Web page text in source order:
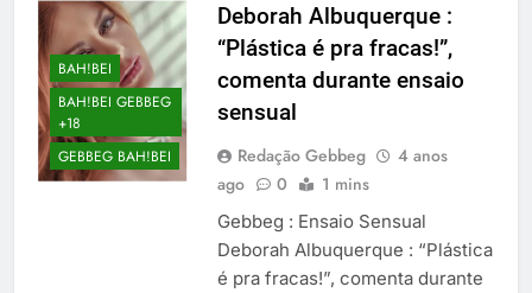
BAH!BEI
BAH!BEI GEBBEG
+18
GEBBEG BAH!BEI
Deborah Albuquerque :
“Plástica é pra fracas!”,
comenta durante ensaio
sensual
Redação Gebbeg
4 anos
ago
0 1 mins
Gebbeg : Ensaio Sensual
Deborah Albuquerque : “Plástica
é pra fracas!”, comenta durante